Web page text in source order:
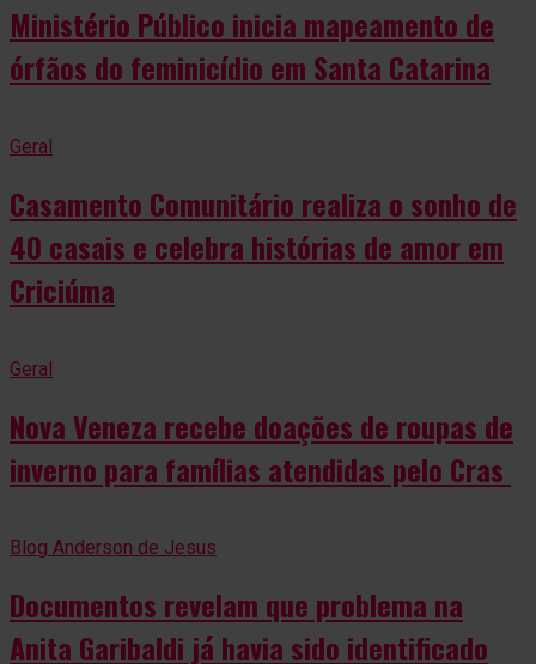
Ministério Público inicia mapeamento de
órfãos do feminicídio em Santa Catarina
Geral
Casamento Comunitário realiza o sonho de
40 casais e celebra histórias de amor em
Criciúma
Geral
Nova Veneza recebe doações de roupas de
inverno para famílias atendidas pelo Cras
Blog Anderson de Jesus
Documentos revelam que problema na
Anita Garibaldi já havia sido identificado